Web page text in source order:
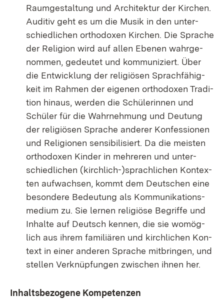
Raum­ge­stal­tung und Ar­chi­tek­tur der Kir­chen.
Au­di­tiv geht es um die Mu­sik in den un­ter­
schied­li­chen or­tho­do­xen Kir­chen. Die Spra­che
der Re­li­gi­on wird auf al­len Ebe­nen wahr­ge­
nom­men, ge­deu­tet und kom­mu­ni­ziert. Über
die Ent­wick­lung der re­li­giö­sen Sprach­fä­hig­
keit im Rah­men der ei­ge­nen or­tho­do­xen Tra­di­
ti­on hin­aus, wer­den die Schü­le­rin­nen und
Schü­ler für die Wahr­neh­mung und Deu­tung
der re­li­giö­sen Spra­che an­de­rer Kon­fes­sio­nen
und Re­li­gio­nen sen­si­bi­li­siert. Da die meis­ten
or­tho­do­xen Kin­der in meh­re­ren und un­ter­
schied­li­chen (kirch­lich-)sprach­li­chen Kon­tex­
ten auf­wach­sen, kommt dem Deut­schen ei­ne
be­son­de­re Be­deu­tung als Kom­mu­ni­ka­ti­ons­
me­di­um zu. Sie ler­nen re­li­giö­se Be­grif­fe und
In­hal­te auf Deutsch ken­nen, die sie wo­mög­
lich aus ih­rem fa­mi­liä­ren und kirch­li­chen Kon­
text in ei­ner an­de­ren Spra­che mit­brin­gen, und
stel­len Ver­knüp­fun­gen zwi­schen ih­nen her.
In­halts­be­zo­ge­ne Kom­pe­ten­zen